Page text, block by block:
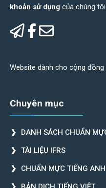
khoản sử dụng của chúng
Website dành cho cộng đồng
Chuyên mục
DANH SÁCH CHUẨN
TÀI LIỆU IFRS
CHUẨN MỰC TIẾNG ANH